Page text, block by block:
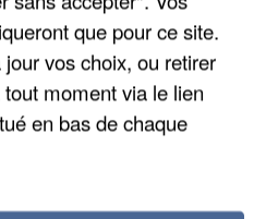
que pour ce site.
vos choix, ou retirer
moment via le lien
en bas de chaque